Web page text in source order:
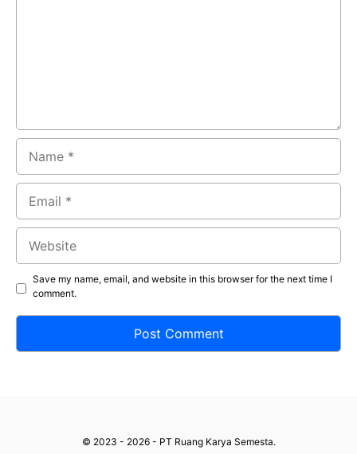
Save my name, email, and website in this browser for the next time I
comment.
© 2023 - 2026 - PT Ruang Karya Semesta.